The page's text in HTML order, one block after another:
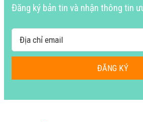
Đăng ký bản tin và nhận thông tin
ĐĂNG KÝ